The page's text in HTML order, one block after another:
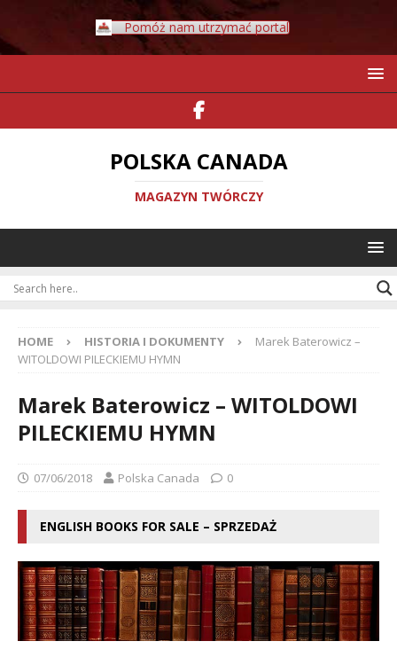
Pomóż nam utrzymać portal
POLSKA CANADA
MAGAZYN TWÓRCZY
HOME HISTORIA I DOKUMENTY
Marek Baterowicz –
WITOLDOWI PILECKIEMU HYMN
Marek Baterowicz – WITOLDOWI
PILECKIEMU HYMN
07/06/2018 Polska Canada 0
ENGLISH BOOKS FOR SALE – SPRZEDAŻ